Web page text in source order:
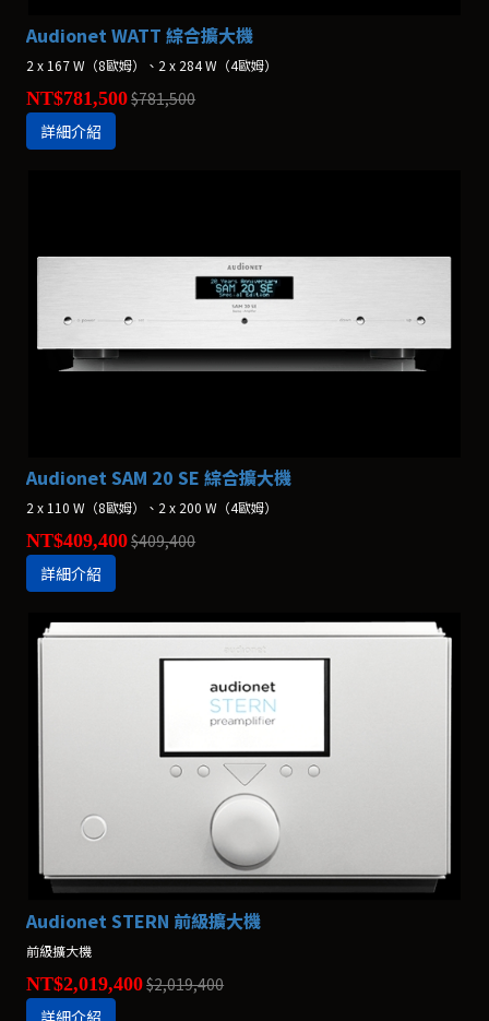
Audionet WATT 綜合擴大機
​​​​​​​2 x 167 W（8歐姆）、2 x 284 W（4歐姆）
NT$781,500$781,500
詳細介紹
Audionet SAM 20 SE 綜合擴大機
2 x 110 W（8歐姆）、2 x 200 W（4歐姆）
NT$409,400$409,400
詳細介紹
Audionet STERN 前級擴大機
前級擴大機
NT$2,019,400$2,019,400
詳細介紹